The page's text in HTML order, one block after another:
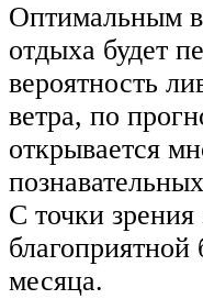
Оптимальным
отдыха будет
вероятность
ветра, по
открывается
С точки зрения
благоприятной
месяца.